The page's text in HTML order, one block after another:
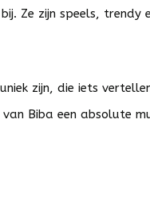
Ze zijn speels, trendy
zijn, die iets
Biba een absolute